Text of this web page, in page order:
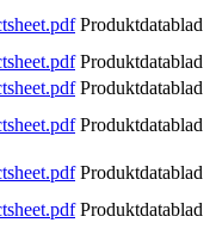
Produktdatablad
Produktdatablad
Produktdatablad
Produktdatablad
Produktdatablad
Produktdatablad